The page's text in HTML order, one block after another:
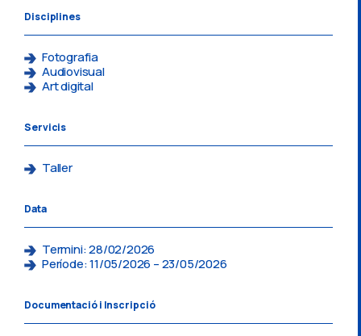
Disciplines
Fotografia
Audiovisual
Art digital
Servicis
Taller
Data
Termini: 28/02/2026
Període: 11/05/2026 – 23/05/2026
Documentació i Inscripció